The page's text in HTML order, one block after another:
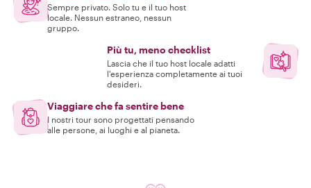
Sempre privato. Solo tu e il tuo host
locale. Nessun estraneo, nessun
gruppo.
Più tu, meno checklist
Lascia che il tuo host locale adatti
l'esperienza completamente ai tuoi
desideri.
Viaggiare che fa sentire bene
I nostri tour sono progettati pensando
alle persone, ai luoghi e al pianeta.